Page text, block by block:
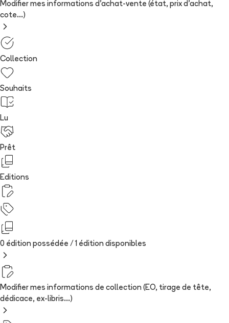
Modifier mes informations d'achat-vente (état, prix d'achat,
cote...)
Collection
Souhaits
Lu
Prêt
Editions
0 édition possédée / 1 édition disponibles
Modifier mes informations de collection (EO, tirage de tête,
dédicace, ex-libris...)